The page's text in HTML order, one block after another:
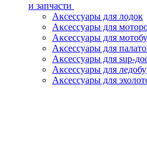
и запчасти
Аксессуары для лодок
Аксессуары для
Аксессуары для
Аксессуары для
Аксессуары для sup-
Аксессуары для
Аксессуары для